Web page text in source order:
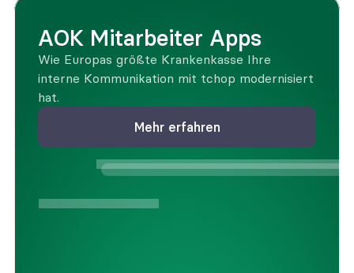
AOK Mitarbeiter Apps
Wie Europas größte Krankenkasse Ihre
interne Kommunikation mit tchop modernisiert
hat.
Mehr erfahren